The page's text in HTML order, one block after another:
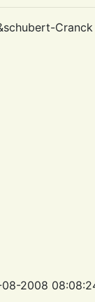
2008